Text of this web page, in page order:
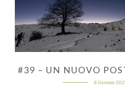
#39 – UN NUOVO
8 Gennaio